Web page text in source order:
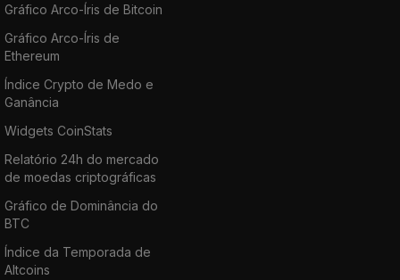
Gráfico Arco-Íris de Bitcoin
Gráfico Arco-Íris de
Ethereum
Índice Crypto de Medo e
Ganância
Widgets CoinStats
Relatório 24h do mercado
de moedas criptográficas
Gráfico de Dominância do
BTC
Índice da Temporada de
Altcoins